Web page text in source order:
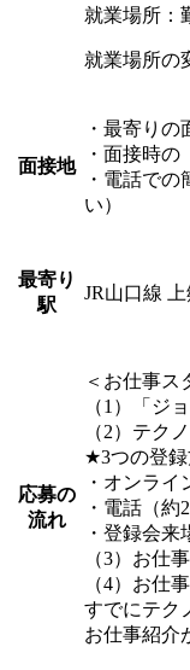
就業場所：
就業場所の
面接地
・最寄りの
・面接時の
・電話で
い）
最寄り
駅
JR山口線
応募の
流れ
＜お仕事ス
（1）「ジ
（2）テク
★3つの登
・オンラ
・電話（
・登録会
（3）お仕
（4）お仕
すでにテク
お仕事紹介